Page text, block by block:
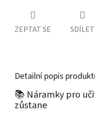
ZEPTAT SE SDÍLET
Detailní popis
📚 Náramky pro
zůstane